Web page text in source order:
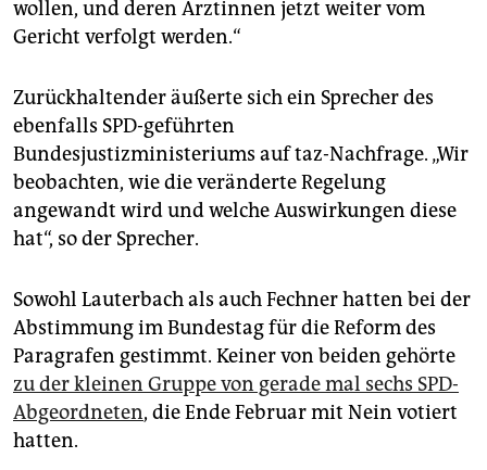
wollen, und deren Ärztinnen jetzt weiter vom
Gericht verfolgt werden.“
Zurückhaltender äußerte sich ein Sprecher des
ebenfalls SPD-geführten
Bundesjustizministeriums auf taz-Nachfrage. „Wir
beobachten, wie die veränderte Regelung
angewandt wird und welche Auswirkungen diese
hat“, so der Sprecher.
Sowohl Lauterbach als auch Fechner hatten bei der
Abstimmung im Bundestag für die Reform des
Paragrafen gestimmt. Keiner von beiden gehörte
zu der kleinen Gruppe von gerade mal sechs SPD-
Abgeordneten, die Ende Februar mit Nein votiert
hatten.